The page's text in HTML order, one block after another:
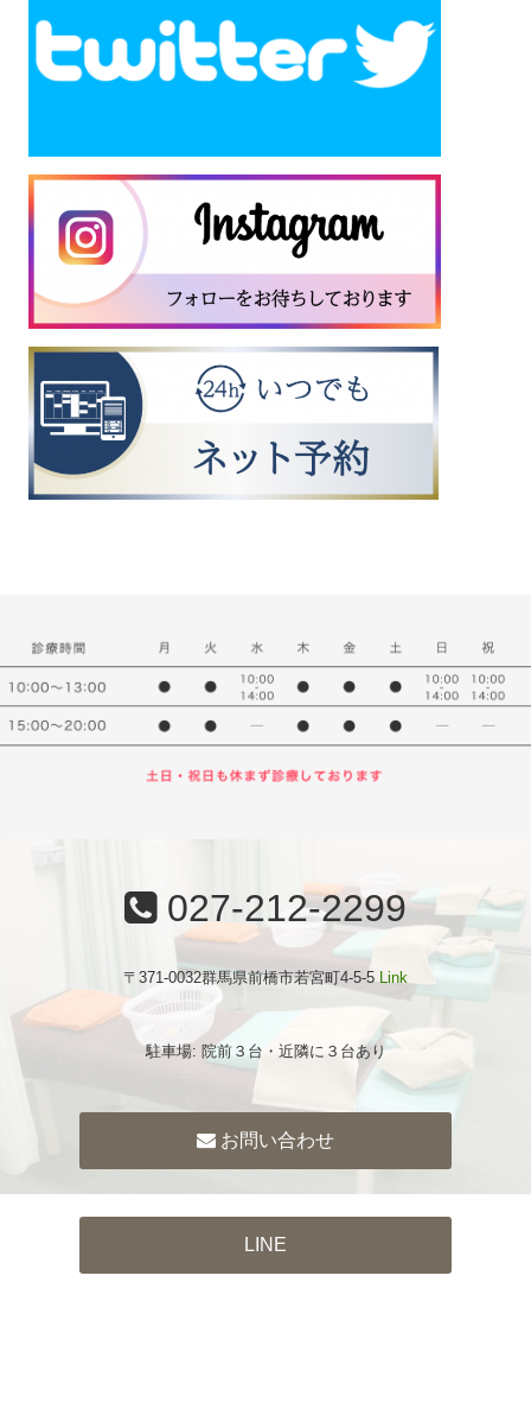
027-212-2299
〒371-0032群馬県前橋市若宮町4-5-5Link
駐車場: 院前３台・近隣に３台あり
お問い合わせ
LINE